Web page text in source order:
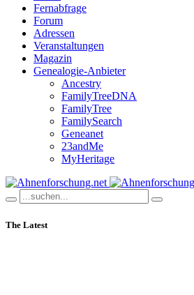
Fernabfrage
Forum
Adressen
Veranstaltungen
Magazin
Genealogie-Anbieter
Ancestry
FamilyTreeDNA
FamilyTree
FamilySearch
Geneanet
23andMe
MyHeritage
The Latest